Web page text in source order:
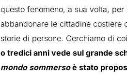
questo fenomeno, a sua volta,
abbandonare le cittadine costiere
storie di persone. Cerchiamo di
o tredici anni vede sul grande
mondo sommersoè stato